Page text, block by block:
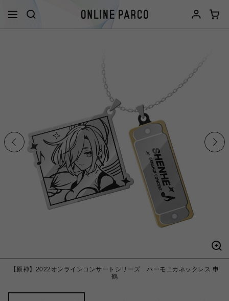
【原神】2022オンラインコンサートシリーズ ハーモニカネックレス 申
鶴